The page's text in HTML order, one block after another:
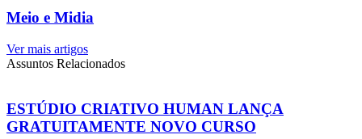
Meio e Midia
Ver mais artigos
Assuntos Relacionados
ESTÚDIO CRIATIVO HUMAN LANÇA
GRATUITAMENTE NOVO CURSO